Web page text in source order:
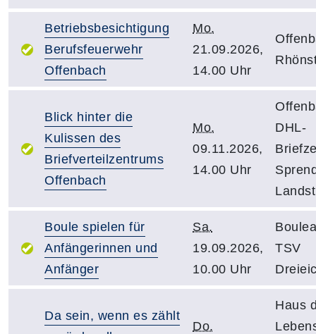
Betriebsbesichtigung
Berufsfeuerwehr
Offenbach
Mo.
21.09.2026,
14.00 Uhr
Blick hinter die
Kulissen des
Briefverteilzentrums
Offenbach
Mo.
09.11.2026,
14.00 Uhr
DHL-
Boule spielen für
Anfängerinnen und
Anfänger
Sa.
19.09.2026,
10.00 Uhr
TSV
Da sein, wenn es zählt
Do.
Haus